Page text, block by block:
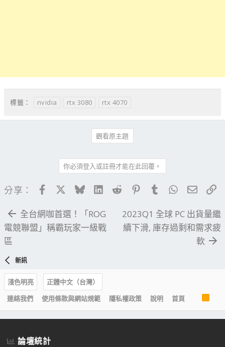
標籤： nvidia rtx 3080 rtx 4070
觀看原主題
你必須登入或註冊才能在此回覆。
分享： FacebookBlueskyLinkedIn
Reddit PinterestTumblrWhatsApp
電子
全台網咖首選！「ROG
電競聯盟」稱霸玩家一級戰
區
2023Q1 全球 PC 出貨量繼
續下滑, 庫存過剩和需求疲
軟
新訊
淺色明亮
正體中文（台灣）
連絡我們
使用條款與網站規範 隱私權政策 說明 首頁
R
S
S
論壇統計